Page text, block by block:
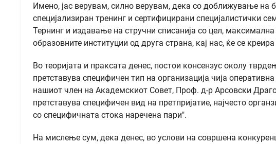
Имено, јас верувам, силно верувам, дека со доближување на
специјализиран тренинг и сертифицирани специјалистички
Тернинг и издавање на стручни списанија со цел,
образовните институции од друга страна, кај нас, ќе се
Во теоријата и праксата денес, постои консензус околу
претставува специфичен тип на организација чија
нашиот член на Академскиот Совет, Проф. д-р Арсовски
претставува специфичен вид на претпријатие, најчесто
со специфичната стока наречена пари".
На мислење сум, дека денес, во услови на совршена